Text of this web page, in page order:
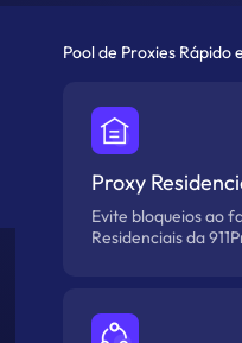
Pool de Proxies Rápido
Proxy
Evite bloqueios ao
Residenciais da